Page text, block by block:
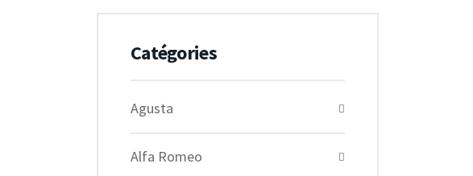
Catégories
Agusta
Alfa Romeo